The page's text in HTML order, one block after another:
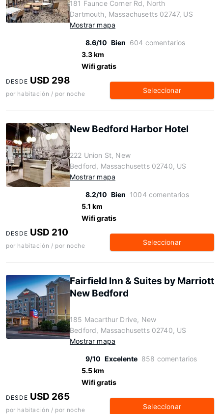
181 Faunce Corner Rd, North
Dartmouth, Massachusetts 02747, US
Mostrar mapa
8.6/10 Bien 604 comentarios
3.3 km
Wifi gratis
DESDE USD 298
por habitación / por noche Seleccionar
New Bedford Harbor Hotel
222 Union St, New
Bedford, Massachusetts 02740, US
Mostrar mapa
8.2/10 Bien 1004 comentarios
5.1 km
Wifi gratis
DESDE USD 210
por habitación / por noche Seleccionar
Fairfield Inn & Suites by Marriott
New Bedford
185 Macarthur Drive, New
Bedford, Massachusetts 02740, US
Mostrar mapa
9/10 Excelente 858 comentarios
5.5 km
Wifi gratis
DESDE USD 265
por habitación / por noche Seleccionar